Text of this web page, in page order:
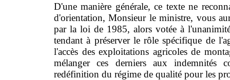
D'une manière générale, ce texte ne
d'orientation, Monsieur le ministre, vous
par la loi de 1985, alors votée à
tendant à préserver le rôle spécifique de
l'accès des exploitations agricoles de
mélanger ces derniers aux indemnités
redéfinition du régime de qualité pour les